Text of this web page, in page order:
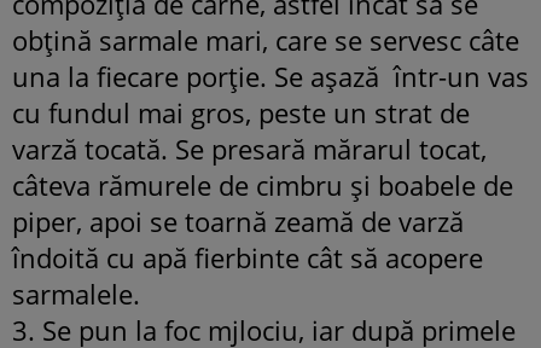
obţină sarmale mari, care se servesc câte
una la fiecare porţie. Se aşază într-un vas
cu fundul mai gros, peste un strat de
varză tocată. Se presară mărarul tocat,
câteva rămurele de cimbru şi boabele de
piper, apoi se toarnă zeamă de varză
îndoită cu apă fierbinte cât să acopere
sarmalele.
3. Se pun la foc mjlociu, iar după primele